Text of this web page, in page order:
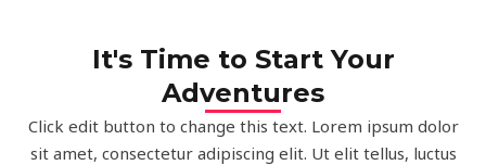
It's Time to Start Your
Adventures
Click edit button to change this text. Lorem ipsum dolor
sit amet, consectetur adipiscing elit. Ut elit tellus, luctus